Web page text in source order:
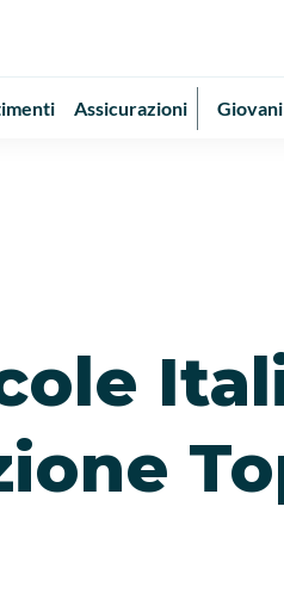
Assicurazioni Giovani